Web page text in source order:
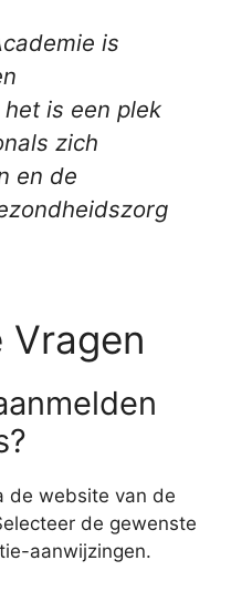
is
is een plek
zich
en de
Vragen
de website van de
de gewenste
aanwijzingen.